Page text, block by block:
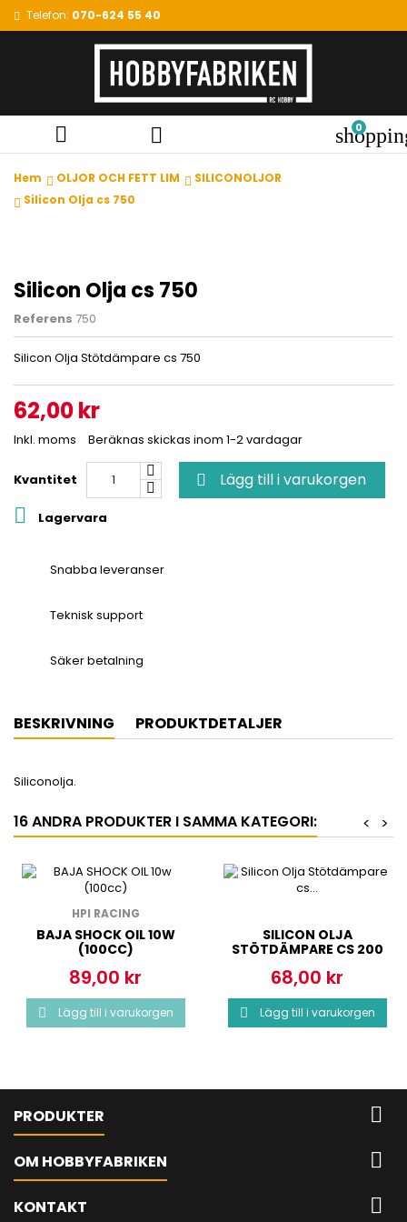
Telefon: 070-624 55 40
  0
Hem OLJOR OCH FETT LIM
SILICONOLJOR
Silicon Olja cs 750
Silicon Olja cs 750
Referens 750
Silicon Olja Stötdämpare cs 750
62,00 kr
Inkl. moms Beräknas skickas inom 1-2 vardagar
Kvantitet  Lägg till i varukorgen
 Lagervara
Snabba leveranser
Teknisk support
Säker betalning
BESKRIVNING PRODUKTDETALJER
Siliconolja.
16 ANDRA PRODUKTER I SAMMA KATEGORI: >
<
HPI RACING
BAJA SHOCK OIL 10W
(100CC)
Pris
89,00 kr
 Lägg till i varukorgen
SILICON OLJA
STÖTDÄMPARE CS 200
Pris
68,00 kr
 Lägg till i varukorgen
PRODUKTER 
OM HOBBYFABRIKEN 
KONTAKT 